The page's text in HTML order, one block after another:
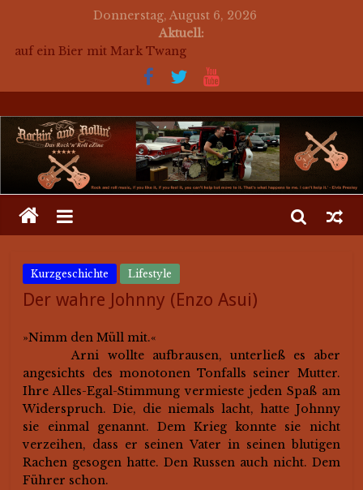
Donnerstag, August 6, 2026
Aktuell:
Mosaik Massaker – Mosaikkunst aus dem Bereich
Rockabilly, Kustom Kultur und der Hot Rod Szene
auf ein Bier mit Mark Twang
auf ein Bier mit Mason Dixon Hobos
for a beer with The Jets (english)
Kurzgeschichte Lifestyle
Der wahre Johnny (Enzo Asui)
»Nimm den Müll mit.«
Arni wollte aufbrausen, unterließ es aber
angesichts des monotonen Tonfalls seiner Mutter.
Ihre Alles-Egal-Stimmung vermieste jeden Spaß am
Widerspruch. Die, die niemals lacht, hatte Johnny
sie einmal genannt. Dem Krieg konnte sie nicht
verzeihen, dass er seinen Vater in seinen blutigen
Rachen gesogen hatte. Den Russen auch nicht. Dem
Führer schon.